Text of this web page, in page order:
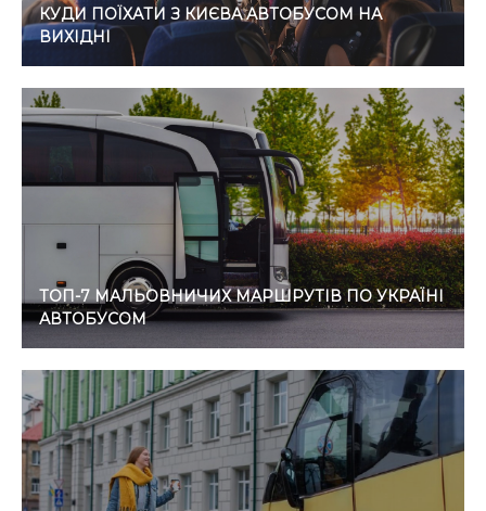
КУДИ ПОЇХАТИ З КИЄВА АВТОБУСОМ НА
ВИХІДНІ
ТОП-7 МАЛЬОВНИЧИХ МАРШРУТІВ ПО УКРАЇНІ
АВТОБУСОМ